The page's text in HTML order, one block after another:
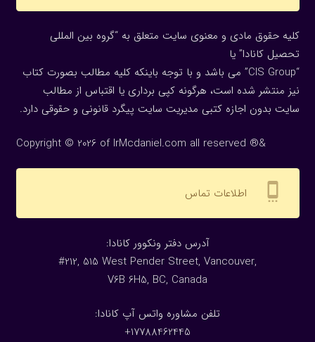
کلیه حقوق مادی و معنوی سایت متعلق به “گروه بین المللی
تحصیل کانادا” یا
“CIS Group” می باشد و با توجه باینکه کلیه مطالب بصورت کتاب
نیز منتشر شده است، هرگونه كپی برداری یا اقتباس از مطالب
سایت بدون اجازه كتبی مدیریت سایت پیگرد قانونی و حقوقی دارد.
Copyright © 2026 of IrMcdaniel.com all reserved ®&
settings_cell اطلاعات تماس
:آدرس دفتر ونکوور کانادا
#212, 515 West Pender Street, Vancouver,
V6B 6H5, BC, Canada
تلفن مشاوره واتس آپ کانادا:
17788462445+